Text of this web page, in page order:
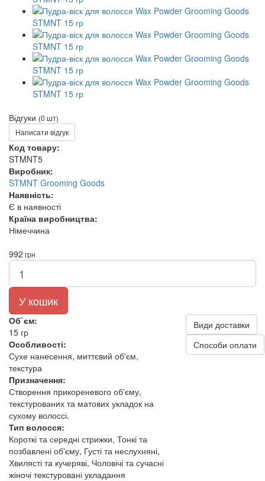
Відгуки (0 шт)
Написати відгук
Код товару:
STMNT5
Виробник:
STMNT Grooming Goods
Наявність:
Є в наявності
Країна виробництва:
Німеччина
992 грн
У кошик
Об`єм:
15 гр
Особливості:
Сухе нанесення, миттєвий об'єм,
текстура
Призначення:
Створення прикореневого об'єму,
текстурованих та матових укладок на
сухому волоссі.
Тип волосся:
Короткі та середні стрижки, Тонкі та
позбавлені об'єму, Густі та неслухняні,
Хвилясті та кучеряві, Чоловічі та сучасні
жіночі текстуровані укладання
Види доставки
Способи оплати